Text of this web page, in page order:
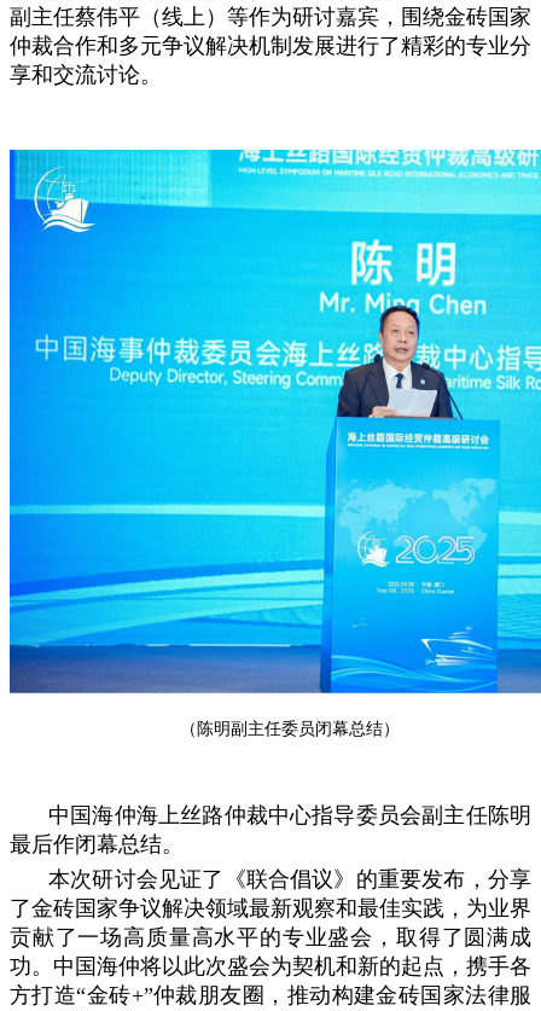
副主任蔡伟平（线上）等作为研讨嘉宾，围绕金砖国家
仲裁合作和多元争议解决机制发展进行了精彩的专业分
享和交流讨论。
（陈明副主任委员闭幕总结）
中国海仲海上丝路仲裁中心指导委员会副主任陈明
最后作闭幕总结。
本次研讨会见证了《联合倡议》的重要发布，分享
了金砖国家争议解决领域最新观察和最佳实践，为业界
贡献了一场高质量高水平的专业盛会，取得了圆满成
功。中国海仲将以此次盛会为契机和新的起点，携手各
方打造“金砖+”仲裁朋友圈，推动构建金砖国家法律服